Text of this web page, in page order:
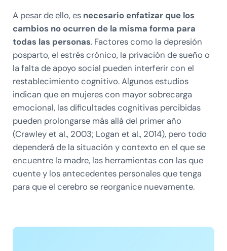
A pesar de ello, esnecesario enfatizar que los
cambios no ocurren de la misma forma para
todas las personas. Factores como la depresión
posparto, el estrés crónico, la privación de sueño o
la falta de apoyo social pueden interferir con el
restablecimiento cognitivo. Algunos estudios
indican que en mujeres con mayor sobrecarga
emocional, las dificultades cognitivas percibidas
pueden prolongarse más allá del primer año
(Crawley et al., 2003; Logan et al., 2014), pero todo
dependerá de la situación y contexto en el que se
encuentre la madre, las herramientas con las que
cuente y los antecedentes personales que tenga
para que el cerebro se reorganice nuevamente.